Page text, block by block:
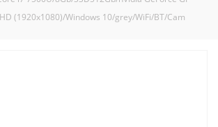
(1920x1080)/Windows 10/grey/WiFi/BT/Cam